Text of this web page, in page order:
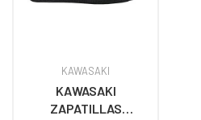
KAWASAKI
KAWASAKI
ZAPATILLAS